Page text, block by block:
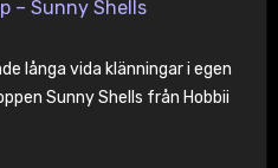
– Sunny Shells
långa vida klänningar i egen
Sunny Shells från Hobbii